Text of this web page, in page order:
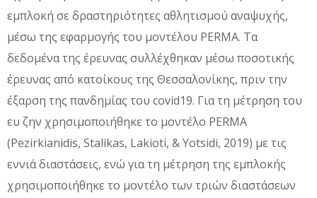
εμπλοκή σε δραστηριότητες αθλητισμού αναψυχής,
μέσω της εφαρμογής του μοντέλου PERMA. Τα
δεδομένα της έρευνας συλλέχθηκαν μέσω ποσοτικής
έρευνας από κατοίκους της Θεσσαλονίκης, πριν την
έξαρση της πανδημίας του covid19. Για τη μέτρηση του
ευ ζην χρησιμοποιήθηκε το μοντέλο PERMA
(Pezirkianidis, Stalikas, Lakioti, & Yotsidi, 2019) με τις
εννιά διαστάσεις, ενώ για τη μέτρηση της εμπλοκής
χρησιμοποιήθηκε το μοντέλο των τριών διαστάσεων